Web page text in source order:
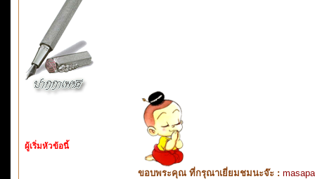
ผู้เริ่มหัวข้อนี้
ขอบพระคุณ ที่กรุณาเยี่ยมชมนะจ๊ะ :